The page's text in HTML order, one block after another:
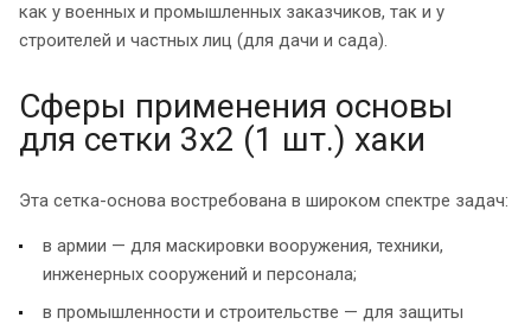
как у военных и промышленных заказчиков, так и у
строителей и частных лиц (для дачи и сада).
Сферы применения основы
для сетки 3х2 (1 шт.) хаки
Эта сетка-основа востребована в широком спектре задач:
в армии — для маскировки вооружения, техники,
инженерных сооружений и персонала;
в промышленности и строительстве — для защиты